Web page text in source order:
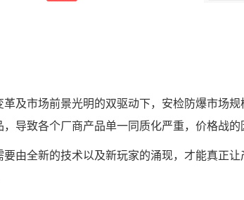
及市场前景光明的双驱动下，安检防爆市场
，导致各个厂商产品单一同质化严重，价格战的
由全新的技术以及新玩家的涌现，才能真正